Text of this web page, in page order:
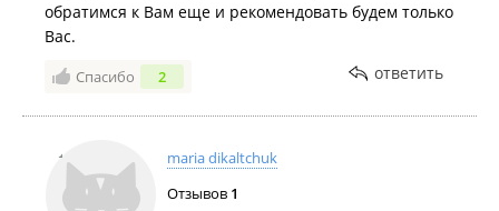
обратимся к Вам еще и рекомендовать будем только
Вас.
Спасибо 2 ответить
maria dikaltchuk
Отзывов 1